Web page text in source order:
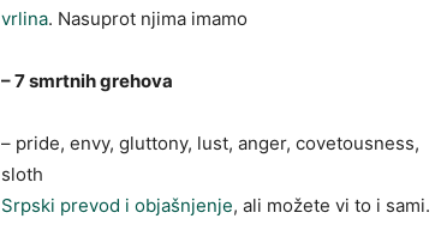
vrlina. Nasuprot njima imamo
– 7 smrtnih grehova
– pride, envy, gluttony, lust, anger, covetousness,
sloth
Srpski prevod i objašnjenje, ali možete vi to i sami.